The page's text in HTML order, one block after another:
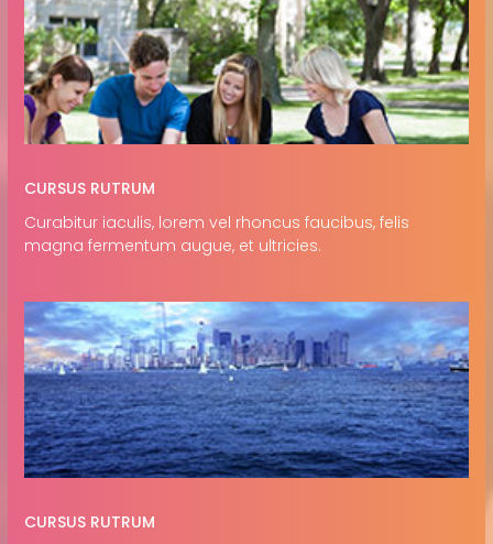
CURSUS RUTRUM
Curabitur iaculis, lorem vel rhoncus faucibus, felis
magna fermentum augue, et ultricies.
CURSUS RUTRUM